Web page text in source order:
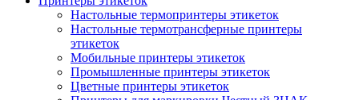
Настольные термопринтеры этикеток
Настольные термотрансферные принтеры
этикеток
Мобильные принтеры этикеток
Промышленные принтеры этикеток
Цветные принтеры этикеток